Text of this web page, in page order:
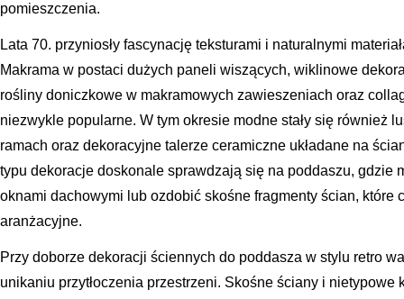
pomieszczenia.
Lata 70. przyniosły fascynację teksturami i naturalnymi
Makrama w postaci dużych paneli wiszących, wiklinowe
rośliny doniczkowe w makramowych zawieszeniach oraz
niezwykle popularne. W tym okresie modne stały się również
ramach oraz dekoracyjne talerze ceramiczne układane na
typu dekoracje doskonale sprawdzają się na poddaszu, gdzie
oknami dachowymi lub ozdobić skośne fragmenty ścian, które
aranżacyjne.
Przy doborze dekoracji ściennych do poddasza w stylu retro
unikaniu przytłoczenia przestrzeni. Skośne ściany i nietypowe